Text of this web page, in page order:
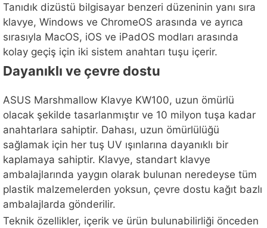
Tanıdık dizüstü bilgisayar benzeri düzeninin yanı sıra
klavye, Windows ve ChromeOS arasında ve ayrıca
sırasıyla MacOS, iOS ve iPadOS modları arasında
kolay geçiş için iki sistem anahtarı tuşu içerir.
Dayanıklı ve çevre dostu
ASUS Marshmallow Klavye KW100, uzun ömürlü
olacak şekilde tasarlanmıştır ve 10 milyon tuşa kadar
anahtarlara sahiptir. Dahası, uzun ömürlülüğü
sağlamak için her tuş UV ışınlarına dayanıklı bir
kaplamaya sahiptir. Klavye, standart klavye
ambalajlarında yaygın olarak bulunan neredeyse tüm
plastik malzemelerden yoksun, çevre dostu kağıt bazlı
ambalajlarda gönderilir.
Teknik özellikler, içerik ve ürün bulunabilirliği önceden